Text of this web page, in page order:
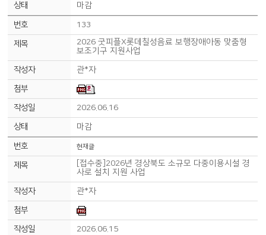
마감
133
2026 굿피플X롯데칠성음료 보행장애아동 맞춤형
보조기구 지원사업
관*자
2026.06.16
마감
현재글
[접수중]2026년 경상북도 소규모 다중이용시설 경
사로 설치 지원 사업
관*자
2026.06.15